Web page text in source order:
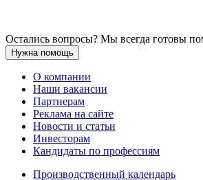
Остались вопросы? Мы всегда готовы
Нужна помощь
О компании
Наши вакансии
Партнерам
Реклама на сайте
Новости и статьи
Инвесторам
Кандидаты по профессиям
Производственный календарь